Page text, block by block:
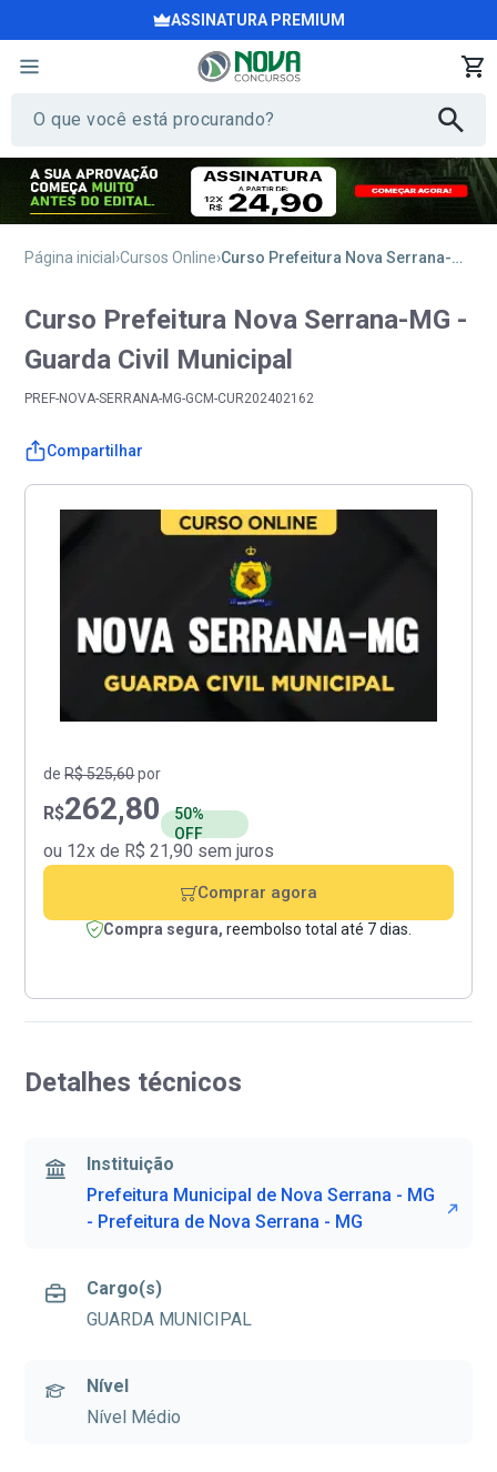
ASSINATURA PREMIUM
Página inicial Cursos Online Curso Prefeitura Nova Serrana-MG - Guarda Civil Municipal
Curso Prefeitura Nova Serrana-MG -
Guarda Civil Municipal
PREF-NOVA-SERRANA-MG-GCM-CUR202402162
Compartilhar
Detalhes técnicos
Instituição
Prefeitura Municipal de Nova Serrana - MG
- Prefeitura de Nova Serrana - MG
Cargo(s)
GUARDA MUNICIPAL
Nível
Nível Médio
deR$ 525,60por
R$262,80
50%
OFF
ou 12x de R$ 21,90 sem juros
Comprar agora
Compra segura, reembolso total até 7 dias.